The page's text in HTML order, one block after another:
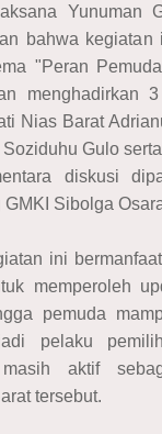
Yunuman
bahwa kegiatan
"Peran
menghadirkan
Nias Barat
Gulo
diskusi
Sibolga
ini
memperoleh
pemuda
pelaku
aktif
tersebut.